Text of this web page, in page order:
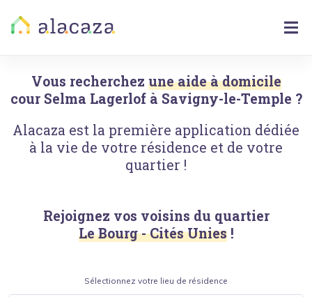
Vous recherchez une aide à domicile
cour Selma Lagerlof à Savigny-le-Temple ?
Alacaza est la première application dédiée
à la vie de votre résidence et de votre
quartier !
Rejoignez vos voisins du quartier
Le Bourg - Cités Unies !
Sélectionnez votre lieu de résidence